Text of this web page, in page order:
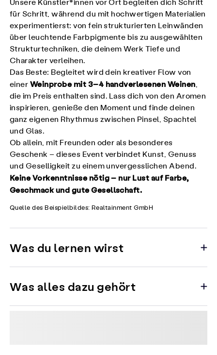
Unsere Künstler*innen vor Ort begleiten dich Schritt
für Schritt, während du mit hochwertigen Materialien
experimentierst: von fein strukturierten Leinwänden
über leuchtende Farbpigmente bis zu ausgewählten
Strukturtechniken, die deinem Werk Tiefe und
Charakter verleihen.
Das Beste: Begleitet wird dein kreativer Flow von
einer Weinprobe mit 3–4 handverlesenen Weinen
die im Preis enthalten sind. Lass dich von den Aromen
inspirieren, genieße den Moment und finde deinen
ganz eigenen Rhythmus zwischen Pinsel, Spachtel
und Glas.
Ob allein, mit Freunden oder als besonderes
Geschenk – dieses Event verbindet Kunst, Genuss
und Geselligkeit zu einem unvergesslichen Abend.
Keine Vorkenntnisse nötig – nur Lust auf Farbe,
Geschmack und gute Gesellschaft.
Quelle des Beispielbildes: Realtainment GmbH
Was du lernen wirst
Was alles dazu gehört